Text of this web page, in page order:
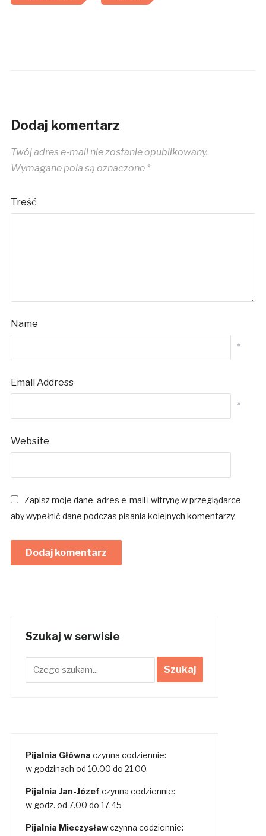
Dodaj komentarz
Twój adres e-mail nie zostanie opublikowany.
Wymagane pola są oznaczone *
Treść
Name
*
Email Address
*
Website
Zapisz moje dane, adres e-mail i witrynę w przeglądarce
aby wypełnić dane podczas pisania kolejnych komentarzy.
Szukaj w serwisie
Pijalnia Główna czynna codziennie:
w godzinach od 10.00 do 21.00
Pijalnia Jan-Józef czynna codziennie:
w godz. od 7.00 do 17.45
Pijalnia Mieczysławczynna codziennie: